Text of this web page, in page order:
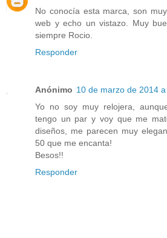
No conocía esta marca, son
web y echo un vistazo. Muy
siempre Rocio.
Responder
Anónimo 10 de marzo de 2014
Yo no soy muy relojera,
tengo un par y voy que me
diseños, me parecen muy
50 que me encanta!
Besos!!
Responder